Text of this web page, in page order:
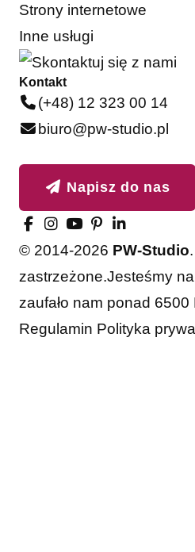
Strony internetowe
Inne usługi
Kontakt
(+48) 12 323 00 14
biuro@pw-studio.pl
Napisz do nas
© 2014-2026 PW-Studio
zastrzeżone.Jesteśmy
zaufało nam ponad 6500
Regulamin Polityka